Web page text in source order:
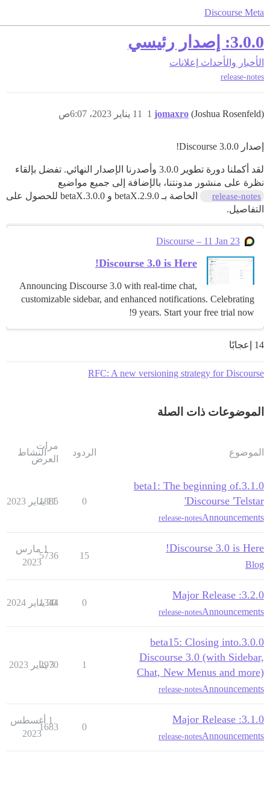
Discourse Meta
3.0.0: إصدار رئيسي
الأخبار والأحداث إعلانات
release-notes
jomaxro (Joshua Rosenfeld) 11 يناير 2023، 6:07ص 1
إصدار Discourse 3.0.0!
لقد أكملنا دورة تطوير 3.0.0 وأصدرنا الإصدار النهائي. تفضل بإلقاء
نظرة على منشور مدونتنا، بالإضافة إلى جميع مواضيع
release-notes
الخاصة بـ 2.9.0.betaX و 3.0.0.betaX للحصول على
التفاصيل.
Discourse – 11 Jan 23
Discourse 3.0 is Here!
Announcing Discourse 3.0 with real-time chat,
customizable sidebar, and enhanced notifications. Celebrating
9 years. Start your free trial now!
14 إعجابًا
RFC: A new versioning strategy for Discourse
الموضوعات ذات الصلة
الموضوع الردود
مرات
العرض
النشاط
3.1.0.beta1: The beginning of
Discourse 'Telstar'
Announcements
release-notes
0
1885
11 يناير 2023
Discourse 3.0 is Here!
Blog
15
5736
1 مارس
2023
3.2.0: Major Release
Announcements
release-notes
0
1344
30 يناير 2024
3.0.0.beta15: Closing into
Discourse 3.0 (with Sidebar,
Chat, New Menus and more)
Announcements
release-notes
1
2970
3 يناير 2023
3.1.0: Major Release
Announcements
release-notes
0
1683
1 أغسطس
2023